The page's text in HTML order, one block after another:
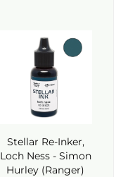
Stellar Re-Inker,
Loch Ness - Simon
Hurley (Ranger)